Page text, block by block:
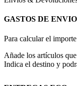
GASTOS DE ENVIO
Para calcular el
Añade los artículos
Indica el destino y